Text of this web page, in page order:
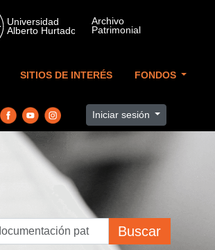
SITIOS DE INTERÉS FONDOS
Iniciar sesión
Buscar